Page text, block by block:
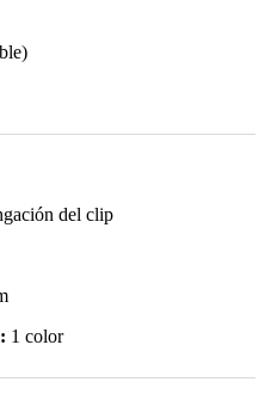
del clip
1 color